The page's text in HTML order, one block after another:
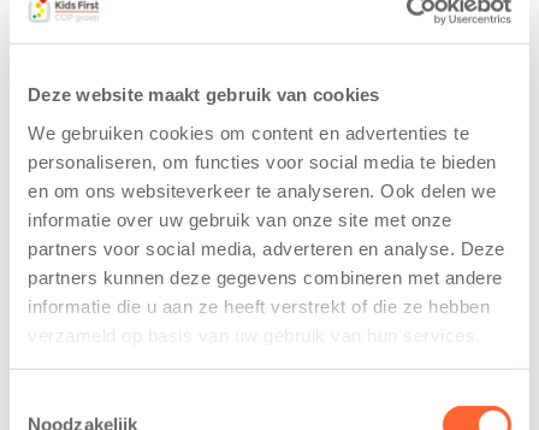
Deze website maakt gebruik van cookies
We gebruiken cookies om content en advertenties te
personaliseren, om functies voor social media te bieden
en om ons websiteverkeer te analyseren. Ook delen we
informatie over uw gebruik van onze site met onze
partners voor social media, adverteren en analyse. Deze
partners kunnen deze gegevens combineren met andere
informatie die u aan ze heeft verstrekt of die ze hebben
verzameld op basis van uw gebruik van hun services.
Noodzakelijk
Kinderen BSO
Westerburcht
trainen alvast
voor Kids First
Mini 4 Mijl
7 augustus 2026
Eelde, 6 augustus
2026 – Kinderen
van BSO De
donderdag alvast
Kids First
koopcontract
voor nieuw
kindcentrum in
wijk Wiarda in
Leeuwarden
11 juni 2026
Leeuwarden –
Kids First
heeft een
belangrijke stap